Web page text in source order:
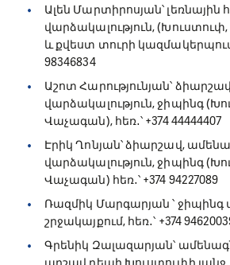
Ալեն Մարտիրոսյան՝ լեռնային
վարձակալություն,
և քվեստ տուրի կազմակերպում,
98346834
Աշոտ Հարությունյան՝
վարձակալություն, ջիպինգ
Վաչագան), հեռ․՝ +374 44444407
Էրիկ Ղոնյան՝ ձիարշավ,
վարձակալություն, ջիպինգ
Վաչագան) հեռ․՝ +374 94227089
Ռազմիկ Մարգարյան ՝
շրջակայքում, հեռ․՝ +374
Գրենիկ Զալազարյան՝